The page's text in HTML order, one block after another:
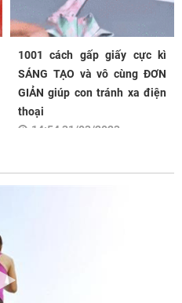
1001 cách gấp giấy cực kì
SÁNG TẠO và vô cùng ĐƠN
GIẢN giúp con tránh xa điện
thoại
14:54 31/03/2023